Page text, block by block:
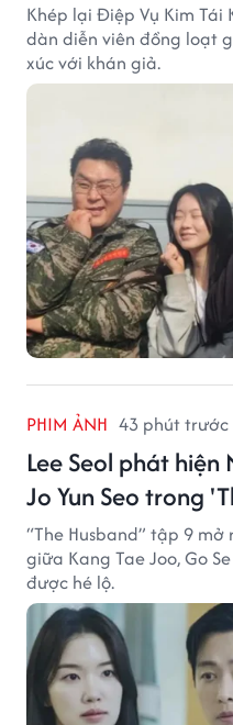
Khép lại Điệp Vụ Kim Tái
dàn diễn viên đồng loạt
xúc với khán giả.
PHIM ẢNH 43 phút trước
Lee Seol phát
Jo Yun Seo trong
“The Husband” tập 9
giữa Kang Tae Joo, Go
được hé lộ.